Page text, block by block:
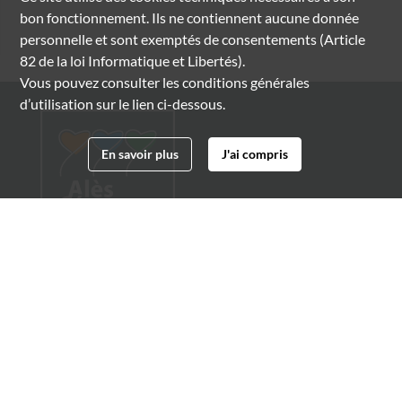
bon fonctionnement. Ils ne contiennent aucune donnée
personnelle et sont exemptés de consentements (Article
82 de la loi Informatique et Libertés).
Vous pouvez consulter les conditions générales
d’utilisation sur le lien ci-dessous.
En savoir plus J'ai compris